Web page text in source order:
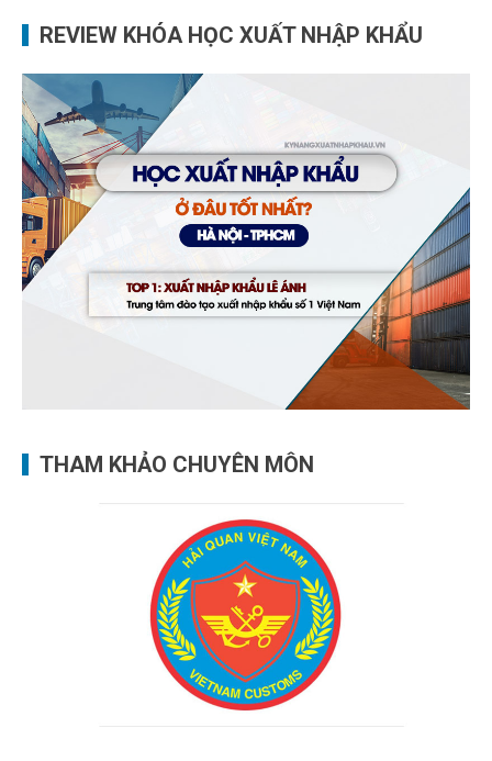
REVIEW KHÓA HỌC XUẤT NHẬP KHẨU
THAM KHẢO CHUYÊN MÔN